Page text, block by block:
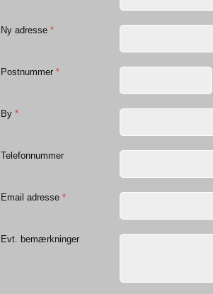
Ny adresse *
Postnummer *
By *
Telefonnummer
Email adresse *
Evt. bemærkninger